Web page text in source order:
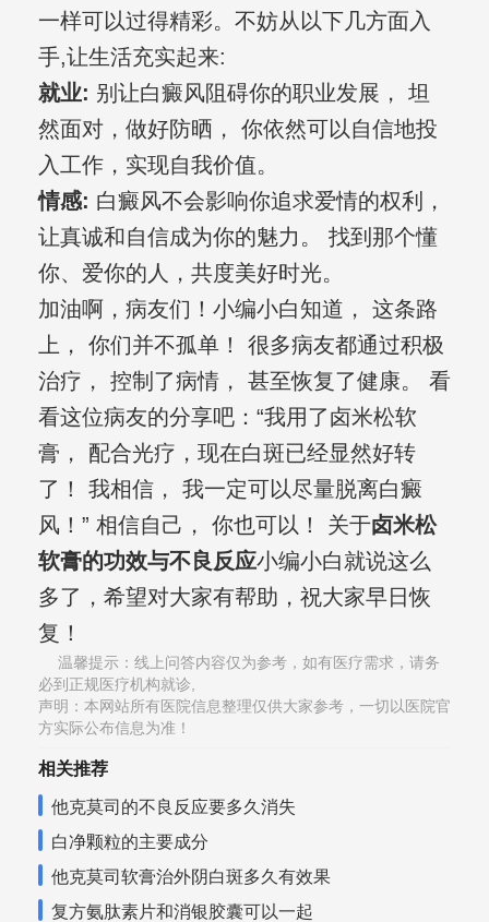
一样可以过得精彩。不妨从以下几方面入
手,让生活充实起来:
就业: 别让白癜风阻碍你的职业发展， 坦
然面对，做好防晒， 你依然可以自信地投
入工作，实现自我价值。
情感: 白癜风不会影响你追求爱情的权利，
让真诚和自信成为你的魅力。 找到那个懂
你、爱你的人，共度美好时光。
加油啊，病友们！小编小白知道， 这条路
上， 你们并不孤单！ 很多病友都通过积极
治疗， 控制了病情， 甚至恢复了健康。 看
看这位病友的分享吧：“我用了卤米松软
膏， 配合光疗，现在白斑已经显然好转
了！ 我相信， 我一定可以尽量脱离白癜
风！” 相信自己， 你也可以！ 关于卤米松
软膏的功效与不良反应小编小白就说这么
多了，希望对大家有帮助，祝大家早日恢
复！
温馨提示：线上问答内容仅为参考，如有医疗需求，请务
必到正规医疗机构就诊,
声明：本网站所有医院信息整理仅供大家参考，一切以医院官
方实际公布信息为准！
相关推荐
他克莫司的不良反应要多久消失
白净颗粒的主要成分
他克莫司软膏治外阴白斑多久有效果
复方氨肽素片和消银胶囊可以一起